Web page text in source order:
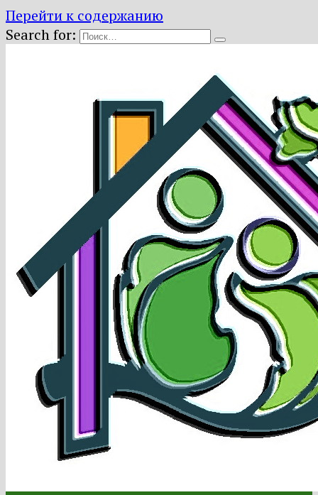
Перейти к содержанию
Search for: